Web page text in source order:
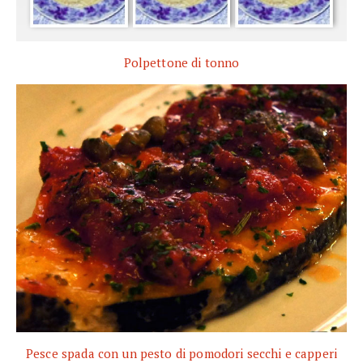
Polpettone di tonno
Pesce spada con un pesto di pomodori secchi e capperi